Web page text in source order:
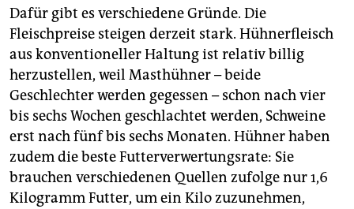
Dafür gibt es verschiedene Gründe. Die
Fleischpreise steigen derzeit stark. Hühnerfleisch
aus konventioneller Haltung ist relativ billig
herzustellen, weil Masthühner – beide
Geschlechter werden gegessen – schon nach vier
bis sechs Wochen geschlachtet werden, Schweine
erst nach fünf bis sechs Monaten. Hühner haben
zudem die beste Futterverwertungsrate: Sie
brauchen verschiedenen Quellen zufolge nur 1,6
Kilogramm Futter, um ein Kilo zuzunehmen,